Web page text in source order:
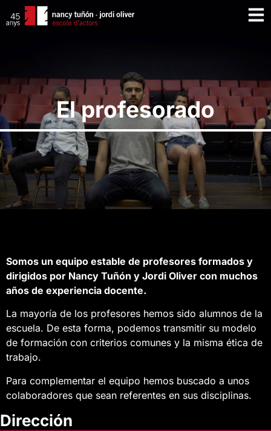
El profesorado
Somos un equipo estable de profesores formados y
dirigidos por Nancy Tuñón y Jordi Oliver con muchos
años de experiencia docente.
La mayoría de los profesores hemos sido alumnos de la
escuela. De esta forma, podemos transmitir su modelo
de formación con criterios comunes y la misma ética de
trabajo.
Para complementar el equipo hemos buscado a unos
colaboradores que sean referentes en sus disciplinas.
Dirección